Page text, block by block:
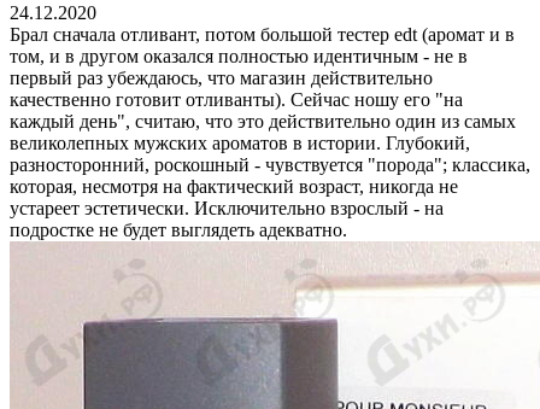
24.12.2020
Брал сначала отливант, потом большой тестер edt (аромат и в
том, и в другом оказался полностью идентичным - не в
первый раз убеждаюсь, что магазин действительно
качественно готовит отливанты). Сейчас ношу его "на
каждый день", считаю, что это действительно один из самых
великолепных мужских ароматов в истории. Глубокий,
разносторонний, роскошный - чувствуется "порода"; классика,
которая, несмотря на фактический возраст, никогда не
устареет эстетически. Исключительно взрослый - на
подростке не будет выглядеть адекватно.